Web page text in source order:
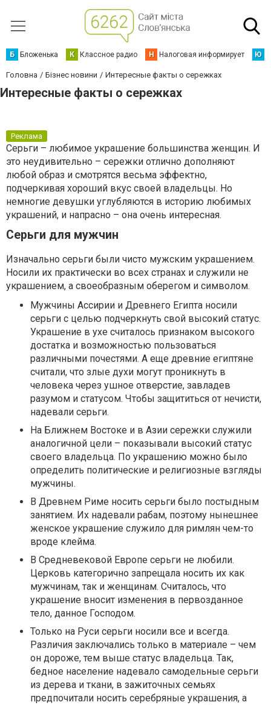
Б Бложенька К Классное радио Н Налоговая информирует Ю
Головна Бізнес новини Интересные факты о сережках
Интересные факты о сережках
Реклама
Серьги – любимое украшение большинства женщин. И
это неудивительно – сережки отлично дополняют
любой образ и смотрятся весьма эффектно,
подчеркивая хороший вкус своей владельцы. Но
немногие девушки углубляются в историю любимых
украшений, и напрасно – она очень интересная.
Серьги для мужчин
Изначально серьги были чисто мужским украшением.
Носили их практически во всех странах и служили не
украшением, а своеобразным оберегом и символом.
Мужчины Ассирии и Древнего Египта носили
серьги с целью подчеркнуть свой высокий статус.
Украшение в ухе считалось признаком высокого
достатка и возможностью пользоваться
различными почестями. А еще древние египтяне
считали, что злые духи могут проникнуть в
человека через ушное отверстие, завладев
разумом и статусом. Чтобы защититься от нечисти,
надевали серьги.
На Ближнем Востоке и в Азии сережки служили
аналогичной цели – показывали высокий статус
своего владельца. По украшению можно было
определить политические и религиозные взгляды
мужчины.
В Древнем Риме носить серьги было постыдным
занятием. Их надевали рабам, поэтому нынешнее
женское украшение служило для римлян чем-то
вроде клейма.
В Средневековой Европе серьги не любили.
Церковь категорично запрещала носить их как
мужчинам, так и женщинам. Считалось, что
украшение вносит изменения в первозданное
тело, данное Господом.
Только на Руси серьги носили все и всегда.
Различия заключались только в материале – чем
он дороже, тем выше статус владельца. Так,
бедное население надевало самодельные серьги
из дерева и ткани, в зажиточных семьях
предпочитали носить серебряные украшения, а